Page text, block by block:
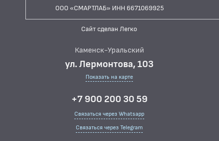
ООО «СМАРТЛАБ» ИНН 6671069925
Сайт сделан Легко
Каменск-Уральский
ул. Лермонтова, 103
Показать на карте
+7 900 200 30 59
Связаться через Whatsapp
Связаться через Telegram